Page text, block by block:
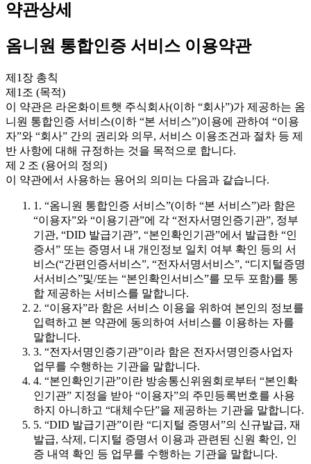
약관상세
옴니원 통합인증 서비스 이용약관
제1장 총칙
제1조 (목적)
이 약관은 라온화이트햇 주식회사(이하 “회사”)가 제공하는 옴
니원 통합인증 서비스(이하 “본 서비스”)이용에 관하여 “이용
자”와 “회사” 간의 권리와 의무, 서비스 이용조건과 절차 등 제
반 사항에 대해 규정하는 것을 목적으로 합니다.
제 2 조 (용어의 정의)
이 약관에서 사용하는 용어의 의미는 다음과 같습니다.
1. “옴니원 통합인증 서비스”(이하 “본 서비스”)라 함은
“이용자”와 “이용기관”에 각 “전자서명인증기관”, 정부
기관, “DID 발급기관”, “본인확인기관”에서 발급한 “인
증서” 또는 증명서 내 개인정보 일치 여부 확인 등의 서
비스(“간편인증서비스”, “전자서명서비스”, “디지털증명
서서비스”및/또는 “본인확인서비스”를 모두 포함)를 통
합 제공하는 서비스를 말합니다.
2. “이용자”라 함은 서비스 이용을 위하여 본인의 정보를
입력하고 본 약관에 동의하여 서비스를 이용하는 자를
말합니다.
3. “전자서명인증기관”이라 함은 전자서명인증사업자
업무를 수행하는 기관을 말합니다.
4. “본인확인기관”이란 방송통신위원회로부터 “본인확
인기관” 지정을 받아 “이용자”의 주민등록번호를 사용
하지 아니하고 “대체수단”을 제공하는 기관을 말합니다.
5. “DID 발급기관”이란 “디지털 증명서”의 신규발급, 재
발급, 삭제, 디지털 증명서 이용과 관련된 신원 확인, 인
증 내역 확인 등 업무를 수행하는 기관을 말합니다.